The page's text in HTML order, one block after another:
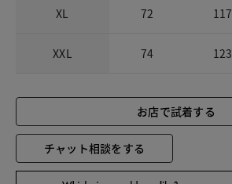
XL 72 117
XXL 74 123
お店で試着する
チャット相談をする